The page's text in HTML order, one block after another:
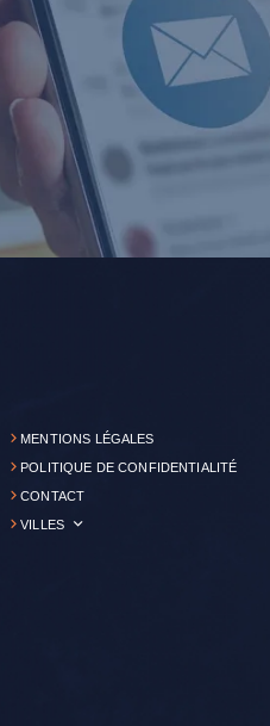
MENTIONS LÉGALES
POLITIQUE DE CONFIDENTIALITÉ
CONTACT
VILLES